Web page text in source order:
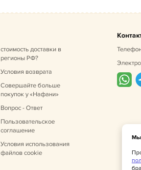
стоимость доставки в
регионы РФ?
Условия возврата
Совершайте больше
покупок у «Нафани»
Вопрос - Ответ
Пользовательское
соглашение
Условия использования
файлов cookie
Мы